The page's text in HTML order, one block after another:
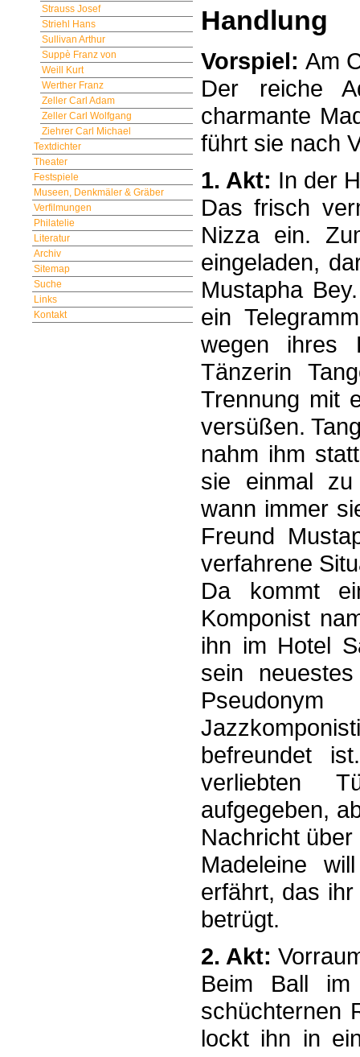
Strauss Josef
Striehl Hans
Sullivan Arthur
Suppè Franz von
Weill Kurt
Werther Franz
Zeller Carl Adam
Zeller Carl Wolfgang
Ziehrer Carl Michael
Textdichter
Theater
Festspiele
Museen, Denkmäler & Gräber
Verfilmungen
Philatelie
Literatur
Archiv
Sitemap
Suche
Links
Kontakt
Handlung
Vorspiel: Am
Der reiche
charmante
führt sie nach
1. Akt: In der
Das frisch
Nizza ein.
eingeladen,
Mustapha
ein
wegen ihres
Tänzerin
Trennung mit
versüßen.
nahm ihm
sie einmal zu
wann immer
Freund
verfahrene
Da kommt
Komponist
ihn im Hotel
sein
befreundet
verliebten
aufgegeben,
Nachricht
Madeleine
erfährt, das
betrügt.
2. Akt:
Beim Ball im
schüchternen
lockt ihn in